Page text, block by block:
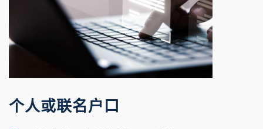
个人或联名户口